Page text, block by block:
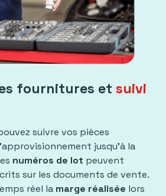
fournitures etsuivi
suivre vos pièces
jusqu'à la
numéros de lot peuvent
sur les documents de vente.
réel la marge réalisée lors